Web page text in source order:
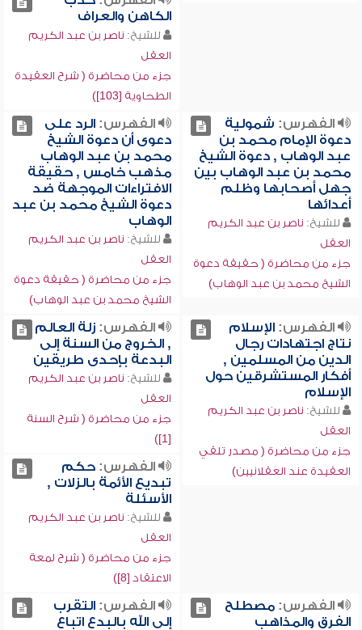
الكاهن والعراف
للشيخ: ناصر بن عبد الكريم
العقل
جزء من محاضرة ( شرح العقيدة
الطحاوية [103])
الفهرس: شمولية
دعوة الإمام محمد بن
عبد الوهاب , دعوة الشيخ
محمد بن عبد الوهاب بين
جهل أصحابها وظلم
أعدائها
للشيخ: ناصر بن عبد الكريم
العقل
جزء من محاضرة ( حقيقة دعوة
الشيخ محمد بن عبد الوهاب)
الفهرس:الرد على
دعوى أن دعوة الشيخ
محمد بن عبد الوهاب
مذهب خامس , حقيقة
الافتراءات الموجهة ضد
دعوة الشيخ محمد بن عبد
الوهاب
للشيخ: ناصر بن عبد الكريم
العقل
جزء من محاضرة ( حقيقة دعوة
الشيخ محمد بن عبد الوهاب)
الفهرس:الإسلام
نتاج اجتهادات رجال
الدين من المسلمين ,
أفكار المستشرقين حول
الإسلام
للشيخ: ناصر بن عبد الكريم
العقل
جزء من محاضرة ( مصدر تلقي
العقيدة عند العقلانيين)
الفهرس:زلة العالم
, الخروج من السنة إلى
البدعة بإحدى طريقين
للشيخ: ناصر بن عبد الكريم
العقل
جزء من محاضرة ( شرح السنة
[1])
الفهرس:حكم
تبديع الأئمة بالزلات ,
الأسئلة
للشيخ: ناصر بن عبد الكريم
العقل
جزء من محاضرة ( شرح لمعة
الاعتقاد [8])
الفهرس:مصطلح
الفرق والمذاهب
الفهرس:التقرب
إلى الله بالبدع اتباع